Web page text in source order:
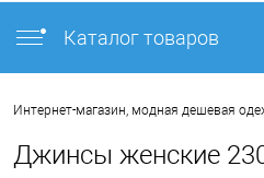
Каталог товаров
Интернет-магазин, модная дешевая
Джинсы женские